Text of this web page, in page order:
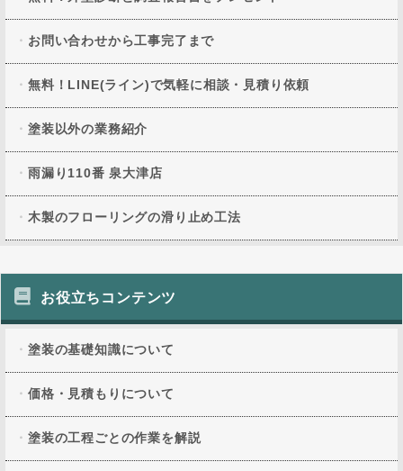
お問い合わせから工事完了まで
無料！LINE(ライン)で気軽に相談・見積り依頼
塗装以外の業務紹介
雨漏り110番 泉大津店
木製のフローリングの滑り止め工法
お役立ちコンテンツ
塗装の基礎知識について
価格・見積もりについて
塗装の工程ごとの作業を解説